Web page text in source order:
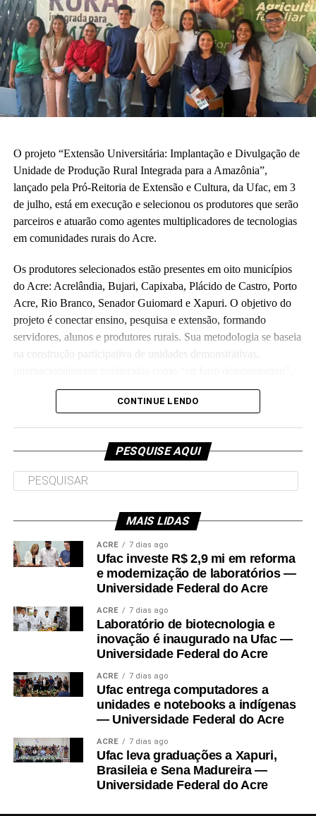
O projeto “Extensão Universitária: Implantação e Divulgação de
Unidade de Produção Rural Integrada para a Amazônia”,
lançado pela Pró-Reitoria de Extensão e Cultura, da Ufac, em 3
de julho, está em execução e selecionou os produtores que serão
parceiros e atuarão como agentes multiplicadores de tecnologias
em comunidades rurais do Acre.
Os produtores selecionados estão presentes em oito municípios
do Acre: Acrelândia, Bujari, Capixaba, Plácido de Castro, Porto
Acre, Rio Branco, Senador Guiomard e Xapuri. O objetivo do
projeto é conectar ensino, pesquisa e extensão, formando
servidores, alunos e produtores rurais. Sua metodologia se baseia
na construção participativa de unidades demonstrativas,
Orçado em R$ 5,7 milhões e executado em parceria com a
recurso para melhorias de laboratórios e unidades de ensino da
universidade, como o Ufac Leite e o Horto das Plantas
Alimentícias Não Convencionais, os quais atendem as
Outra parte do recurso será aplicada em propriedades rurais,
fomentando unidades de referência em produção, com técnicas
sustentáveis, como integração entre produção animal e produção
vegetal, recuperação de solos degradados, manejo integrado de
adoção de rotação e consórcio de plantas. O projeto também
custeará contratação de técnicos extensionistas para trabalho nas
comunidades envolvidas.
No final do projeto, estudantes, produtores e técnicos farão
visitas de campo para observação das tecnologias construídas.
9º Interpet Ufac-2026, ocorrido em 16 e 17 de julho, no
da Ufac, a coordenadora do projeto, professora Marilene Santos,
apresentou-o na palestra de abertura do evento.
CONTINUE LENDO
PESQUISE AQUI
MAIS LIDAS
ACRE 7 dias ago
Ufac investe R$ 2,9 mi em reforma
e modernização de laboratórios —
Universidade Federal do Acre
ACRE 7 dias ago
Laboratório de biotecnologia e
inovação é inaugurado na Ufac —
Universidade Federal do Acre
ACRE 7 dias ago
Ufac entrega computadores a
unidades e notebooks a indígenas
— Universidade Federal do Acre
ACRE 7 dias ago
Ufac leva graduações a Xapuri,
Brasileia e Sena Madureira —
Universidade Federal do Acre